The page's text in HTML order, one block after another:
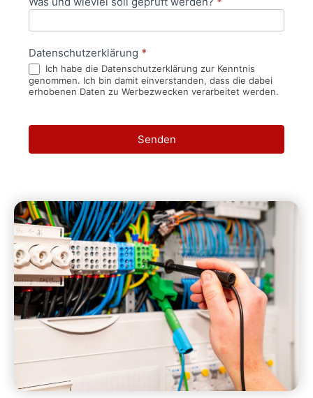
Datenschutzerklärung *
Ich habe die Datenschutzerklärung zur Kenntnis
genommen. Ich bin damit einverstanden, dass die dabei
erhobenen Daten zu Werbezwecken verarbeitet werden.
Senden